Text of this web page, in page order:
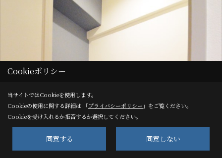
Cookieポリシー
当サイトではCookieを使用します。
Cookieの使用に関する詳細は 「プライバシーポリシー 」をご覧ください。
Cookieを受け入れるか拒否するか選択してください。
同意する 同意しない